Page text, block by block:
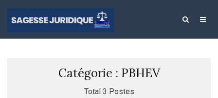
Catégorie : PBHEV
Total 3 Postes